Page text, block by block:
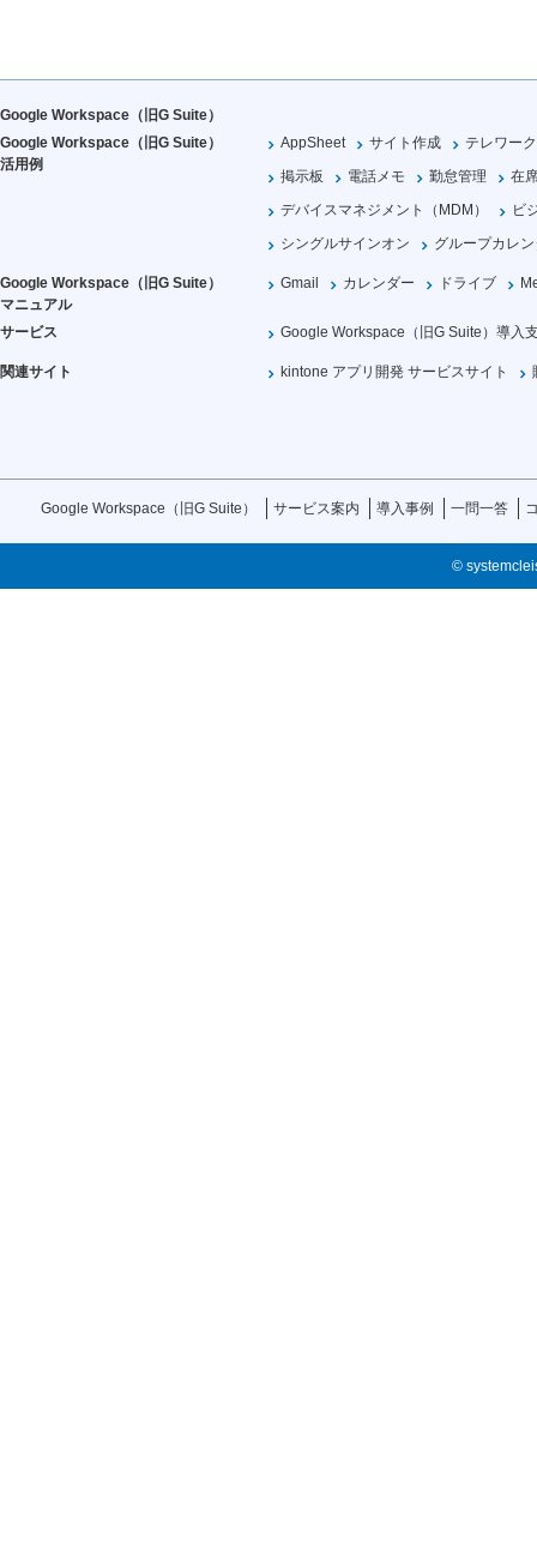
Google Workspace（旧G Suite）
Google Workspace（旧G Suite）
活用例
AppSheet サイト作成
テレワーク
掲示板
電話メモ 勤怠管理
在
デバイスマネジメント（MDM）
ビ
シングルサインオン
グループカレ
Google Workspace（旧G Suite）
マニュアル
Gmail カレンダー ドライブ
サービス Google Workspace（旧G Suite）導入
関連サイト kintone アプリ開発 サービスサイト
Google Workspace（旧G Suite） サービス案内 導入事例 一問一答
©